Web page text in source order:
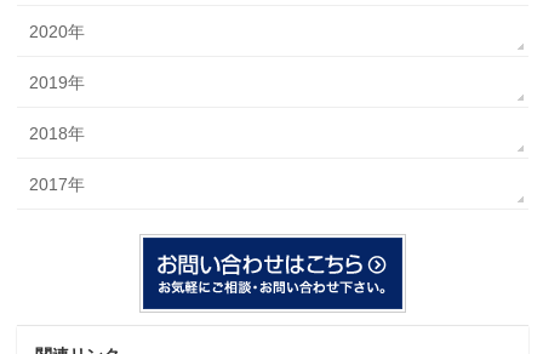
2020年
2019年
2018年
2017年